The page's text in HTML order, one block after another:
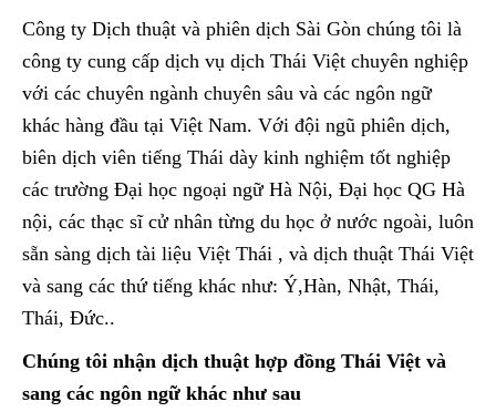
Công ty Dịch thuật và phiên dịch Sài Gòn chúng tôi là
công ty cung cấp dịch vụ dịch Thái Việt chuyên nghiệp
với các chuyên ngành chuyên sâu và các ngôn ngữ
khác hàng đầu tại Việt Nam. Với đội ngũ phiên dịch,
biên dịch viên tiếng Thái dày kinh nghiệm tốt nghiệp
các trường Đại học ngoại ngữ Hà Nội, Đại học QG Hà
nội, các thạc sĩ cử nhân từng du học ở nước ngoài, luôn
sẵn sàng dịch tài liệu Việt Thái , và dịch thuật Thái Việt
và sang các thứ tiếng khác như: Ý,Hàn, Nhật, Thái,
Thái, Đức..
Chúng tôi nhận dịch thuật hợp đồng Thái Việt và
sang các ngôn ngữ khác như sau